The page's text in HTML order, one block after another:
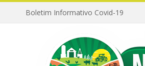
Boletim Informativo Covid-19